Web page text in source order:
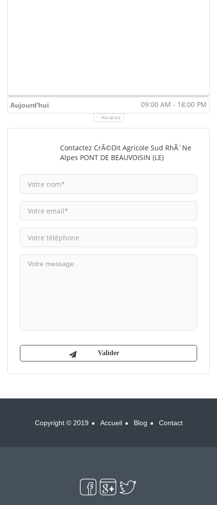
Aujourd'hui 09:00 AM - 18:00 PM
Horaires
Contactez CrÃ©dit Agricole Sud RhÃ´ne
Alpes PONT DE BEAUVOISIN (LE)
Copyright © 2019 Accueil Blog Contact